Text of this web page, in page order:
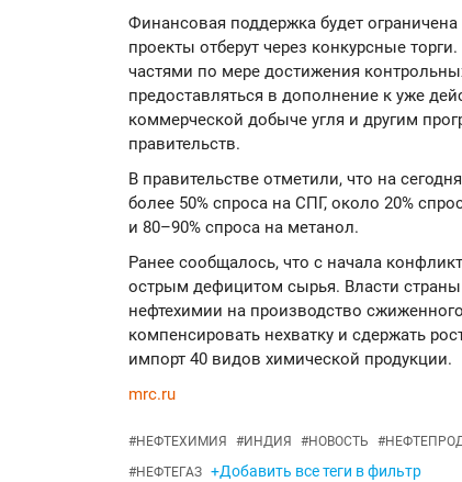
Финансовая поддержка будет
проекты отберут через конкурсные
частями по мере достижения
предоставляться в дополнение к уже
коммерческой добыче угля и другим
правительств.
В правительстве отметили, что на
более 50% спроса на СПГ, около 20%
и 80–90% спроса на метанол.
Ранее сообщалось, что с начала
острым дефицитом сырья. Власти
нефтехимии на производство
компенсировать нехватку и сдержать
импорт 40 видов химической продукции.
mrc.ru
#НЕФТЕХИМИЯ #ИНДИЯ #НОВОСТЬ #
#НЕФТЕГАЗ +Добавить все теги в фильтр